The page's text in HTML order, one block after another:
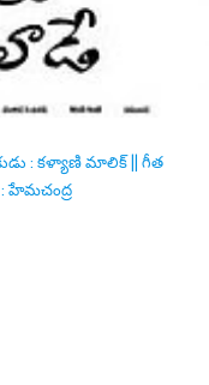
: కళ్యాణి మాలిక్ || గీత
హేమచంద్ర